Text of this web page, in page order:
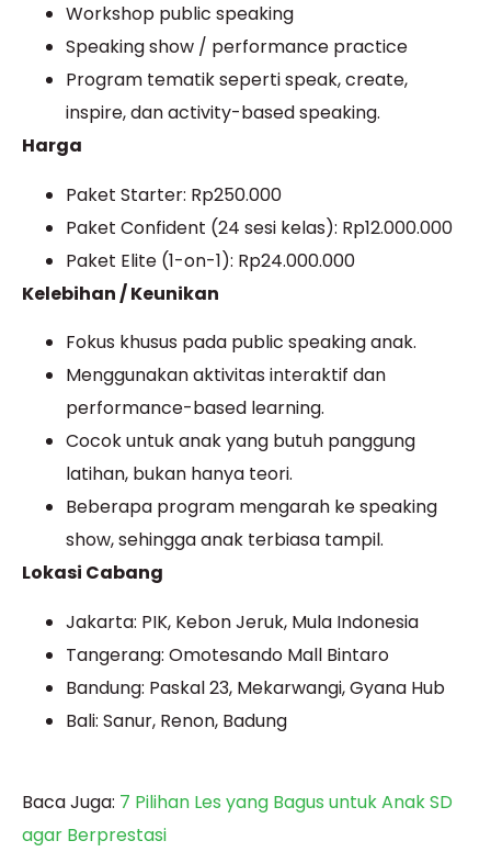
Workshop public speaking
Speaking show / performance practice
Program tematik seperti speak, create,
inspire, dan activity-based speaking.
Harga
Paket Starter: Rp250.000
Paket Confident (24 sesi kelas): Rp12.000.000
Paket Elite (1-on-1): Rp24.000.000
Kelebihan / Keunikan
Fokus khusus pada public speaking anak.
Menggunakan aktivitas interaktif dan
performance-based learning.
Cocok untuk anak yang butuh panggung
latihan, bukan hanya teori.
Beberapa program mengarah ke speaking
show, sehingga anak terbiasa tampil.
Lokasi Cabang
Jakarta: PIK, Kebon Jeruk, Mula Indonesia
Tangerang: Omotesando Mall Bintaro
Bandung: Paskal 23, Mekarwangi, Gyana Hub
Bali: Sanur, Renon, Badung
Baca Juga: 7 Pilihan Les yang Bagus untuk Anak SD
agar Berprestasi